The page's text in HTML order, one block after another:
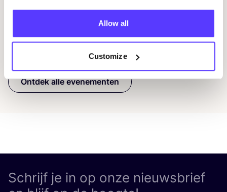
Allow all
Customize
PreviousNext
Ontdek alle evenementen
Schrijf je in op onze nieuwsbrief